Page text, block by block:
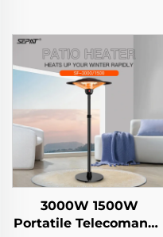
3000W 1500W
Portatile Telecomando